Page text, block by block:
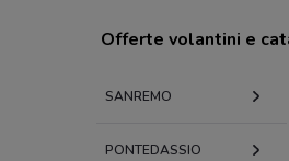
Offerte volantini e
SANREMO
PONTEDASSIO